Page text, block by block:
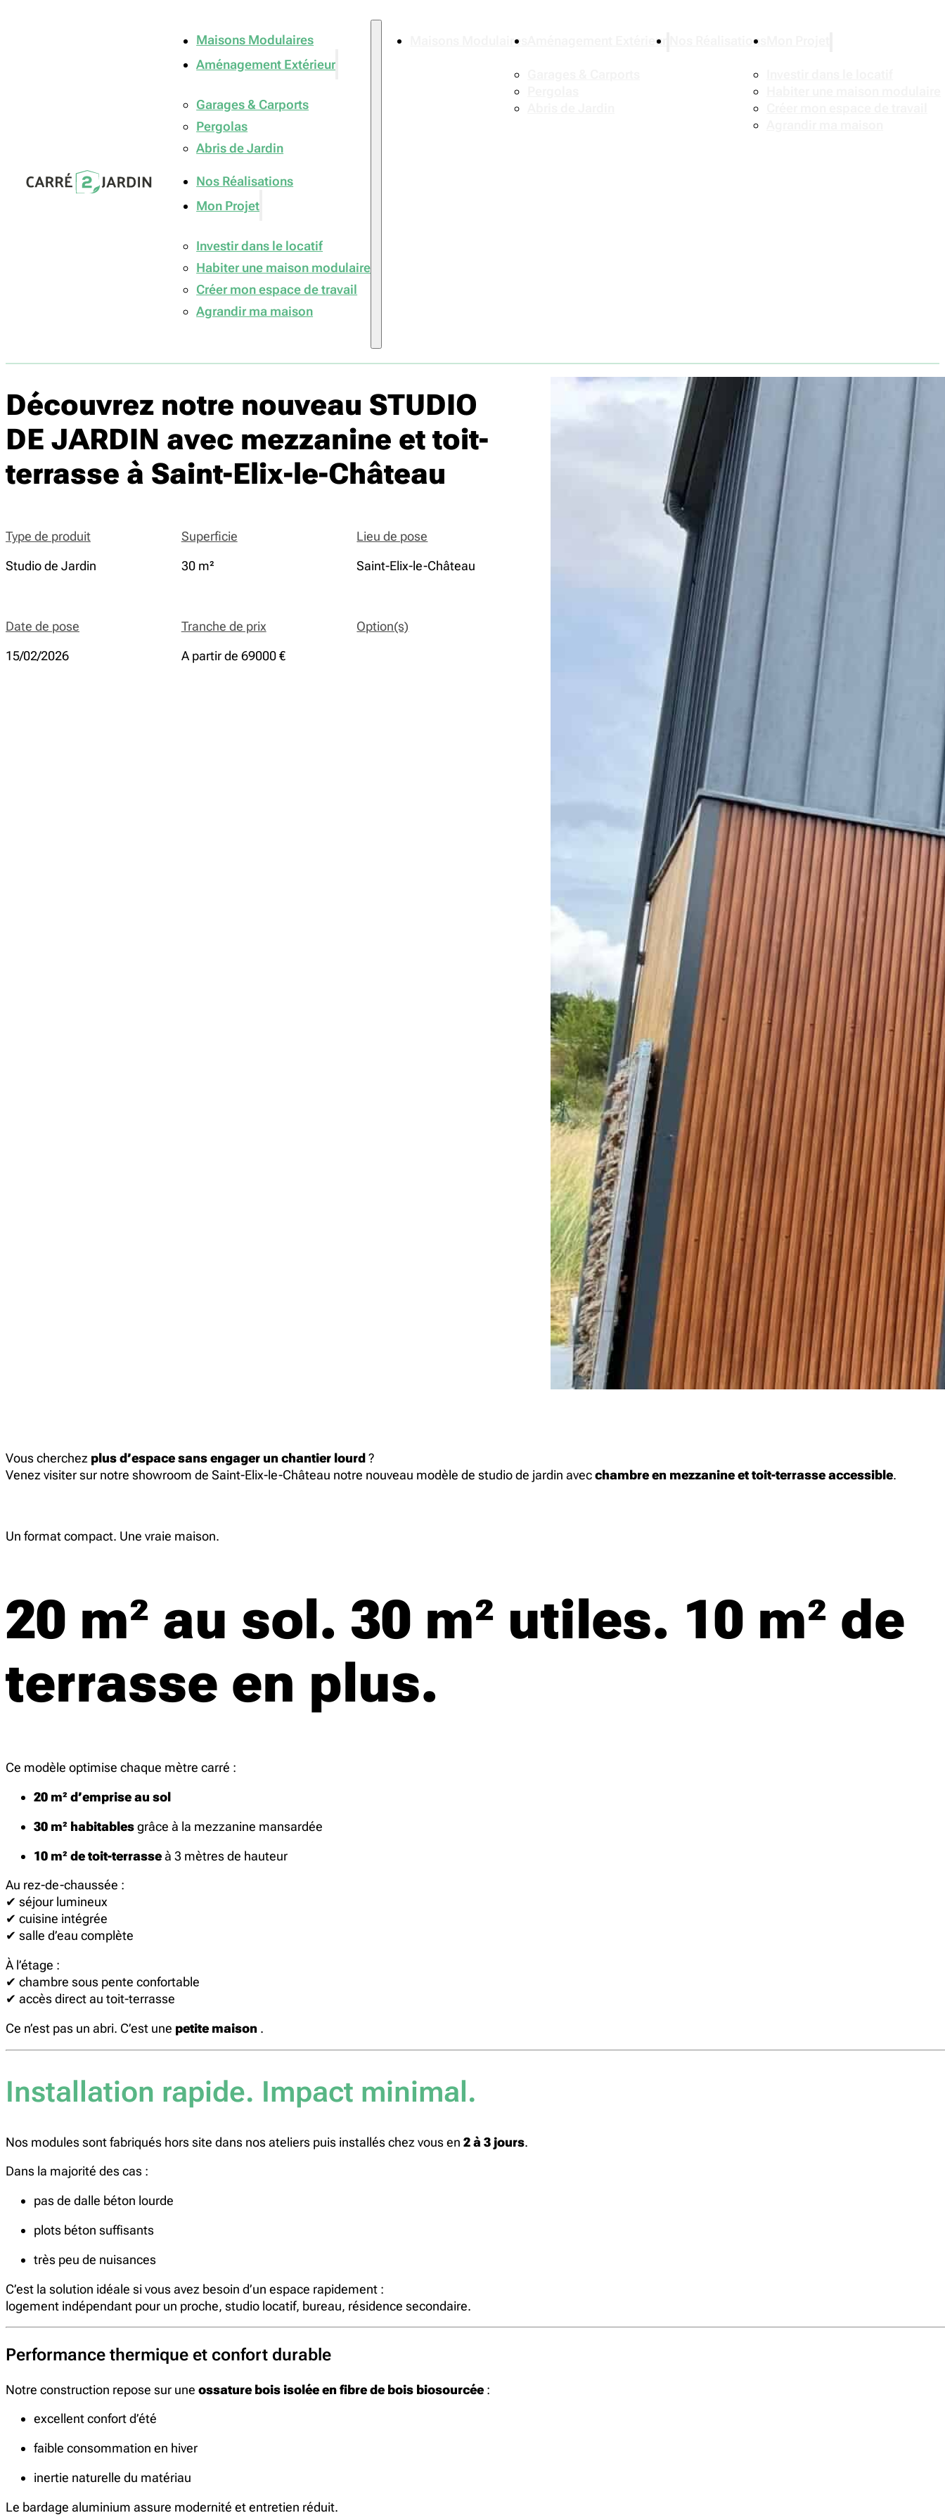
Maisons Modulaires
Aménagement Extérieur
Garages & Carports
Pergolas
Abris de Jardin
Nos Réalisations
Mon Projet
Investir dans le locatif
Habiter une maison modulaire
Créer mon espace de travail
Agrandir ma maison
Maisons Modulaires Aménagement Extérieur Nos Réalisations
Découvrez notre nouveau STUDIO
DE JARDIN avec mezzanine et toit-
terrasse à Saint-Elix-le-Château
Type de produit
Studio de Jardin
Superficie
30 m²
Lieu de pose
Saint-Elix-le-Château
Date de pose
15/02/2026
Tranche de prix
A partir de 69000 €
Option(s)
Vous cherchez plus d’espace sans engager un chantier lourd?
Venez visiter sur notre showroom de Saint-Elix-le-Château notre nouveau modèle de studio de jardin avecchambre en mezzanine et toit-terrasse accessible.
Un format compact. Une vraie maison.
20 m² au sol. 30 m² utiles. 10 m² de
terrasse en plus.
Ce modèle optimise chaque mètre carré :
20 m² d’emprise au sol
30 m² habitablesgrâce à la mezzanine mansardée
10 m² de toit-terrasseà 3 mètres de hauteur
Au rez-de-chaussée :
✔ séjour lumineux
✔ cuisine intégrée
✔ salle d’eau complète
À l’étage :
✔ chambre sous pente confortable
✔ accès direct au toit-terrasse
Ce n’est pas un abri. C’est une petite maison .
Installation rapide. Impact minimal.
Nos modules sont fabriqués hors site dans nos ateliers puis installés chez vous en 2 à 3 jours.
Dans la majorité des cas :
pas de dalle béton lourde
plots béton suffisants
très peu de nuisances
C’est la solution idéale si vous avez besoin d’un espace rapidement :
logement indépendant pour un proche, studio locatif, bureau, résidence secondaire.
Performance thermique et confort durable
Notre construction repose sur une ossature bois isolée en fibre de bois biosourcée :
excellent confort d’été
faible consommation en hiver
inertie naturelle du matériau
Le bardage aluminium assure modernité et entretien réduit.